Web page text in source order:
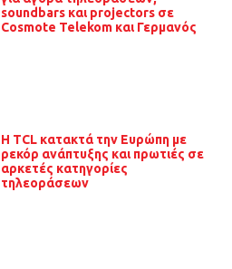
soundbars και projectors σε
Cosmote Telekom και Γερμανός
Η TCL κατακτά την Ευρώπη με
ρεκόρ ανάπτυξης και πρωτιές σε
αρκετές κατηγορίες
τηλεοράσεων